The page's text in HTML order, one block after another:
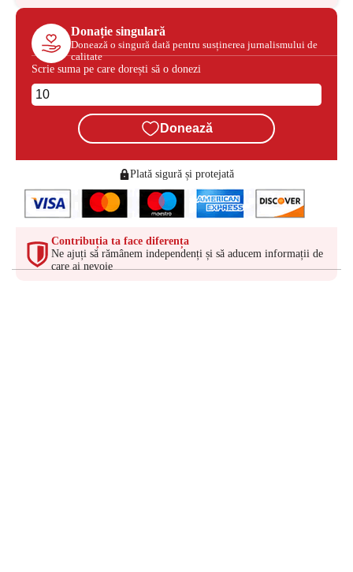
Donație singulară
Donează o singură dată pentru susținerea jurnalismului de
calitate
Scrie suma pe care dorești să o donezi
Donează
Plată sigură și protejată
Contribuția ta face diferența
Ne ajuți să rămânem independenți și să aducem informații de
care ai nevoie